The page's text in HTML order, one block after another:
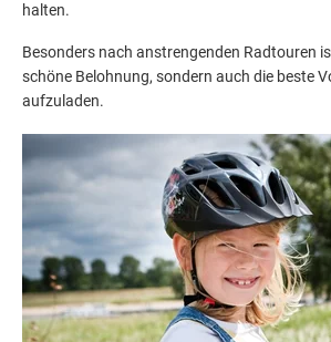
halten.
Besonders nach anstrengenden Radtouren
schöne Belohnung, sondern auch die beste
aufzuladen.